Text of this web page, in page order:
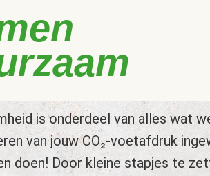
is onderdeel van alles wat
van jouw CO₂-voetafdruk
doen! Door kleine stapjes te